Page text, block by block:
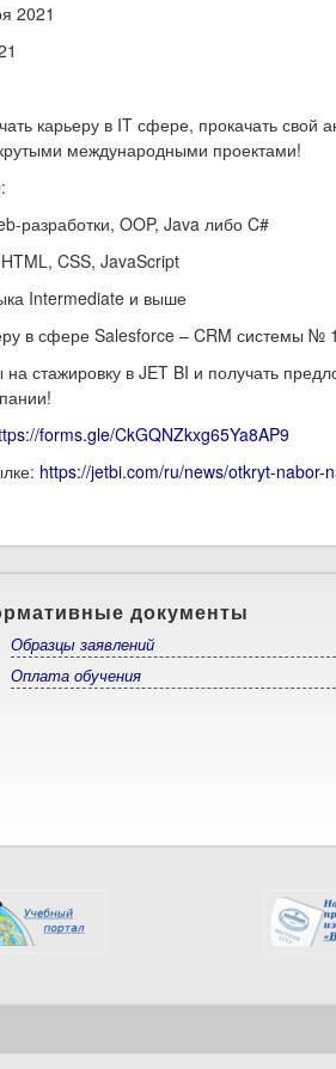
2021
карьеру в IT сфере, прокачать свой
международными проектами!
разработки, OOP, Java либо C#
CSS, JavaScript
Intermediate и выше
в сфере Salesforce – CRM системы №
стажировку в JET BI и получать
forms.gle/CkGQNZkxg65Ya8AP9
https://jetbi.com/ru/news/otkryt-nabor-
документы
Образцы заявлений
Оплата обучения